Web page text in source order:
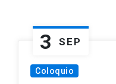
Coloquio
3 SEP